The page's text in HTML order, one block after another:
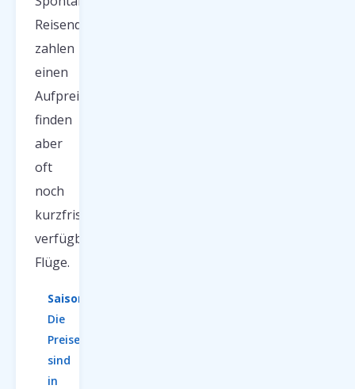
Reisende
zahlen
einen
Aufpreis,
finden
aber
oft
noch
kurzfristig
verfügbare
Flüge.
Saisontipps:
Die
Preise
sind
in